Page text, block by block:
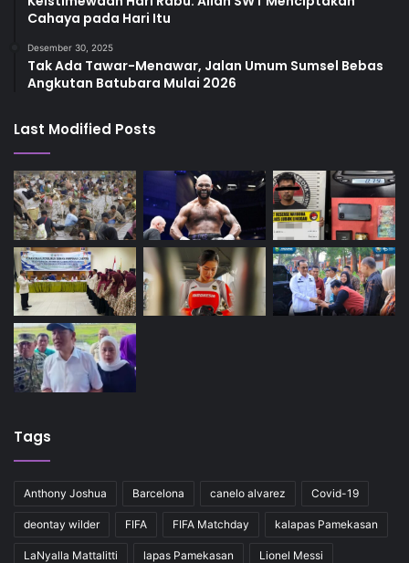
Cahaya pada Hari Itu
Desember 30, 2025
Tak Ada Tawar-Menawar, Jalan Umum Sumsel Bebas
Angkutan Batubara Mulai 2026
Last Modified Posts
Tags
Anthony Joshua Barcelona canelo alvarez Covid-19
deontay wilder FIFA FIFA Matchday kalapas Pamekasan
LaNyalla Mattalitti lapas Pamekasan Lionel Messi